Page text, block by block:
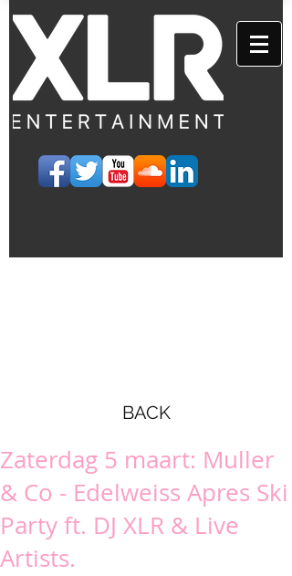
BACK
Zaterdag 5 maart: Muller
& Co - Edelweiss Apres Ski
Party ft. DJ XLR & Live
Artists.